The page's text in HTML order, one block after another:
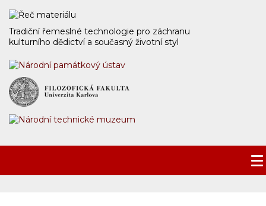
Tradiční řemeslné technologie pro záchranu
kulturního dědictví a současný životní styl